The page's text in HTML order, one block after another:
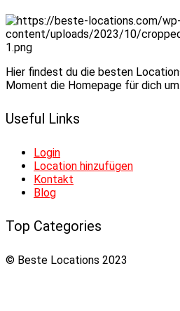
Hier findest du die besten
Moment die Homepage für dich
Useful Links
Login
Location hinzufügen
Kontakt
Blog
Top Categories
© Beste Locations 2023